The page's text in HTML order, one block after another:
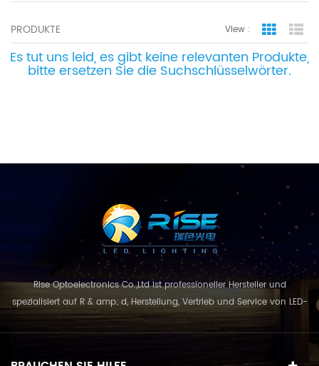
PRODUKTE View : Grid View
Es tut uns leid, es gibt keine relevanten Produkte,
bitte ersetzen Sie die Suchschlüsselwörter.
Rise Optoelectronics Co.,Ltd ist professioneller Hersteller und
spezialisiert auf R & amp; d, Herstellung, Vertrieb und Service von LED-
Beleuchtungsprodukte, mit einer breiten Auswahl an
Beleuchtungseinheiten für Wohn-, Gewerbe-, und